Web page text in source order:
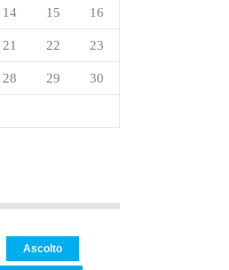
14 15 16
21 22 23
28 29 30
Ascolto